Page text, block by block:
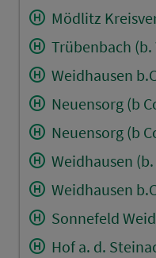
Mödlitz
Trübenbach (b.
Weidhausen
Neuensorg (b
Neuensorg (b
Weidhausen
Weidhausen
Sonnefeld
Hof a. d.